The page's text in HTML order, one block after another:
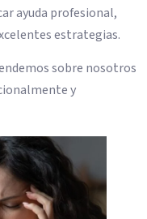
ayuda profesional,
estrategias.
sobre nosotros
y